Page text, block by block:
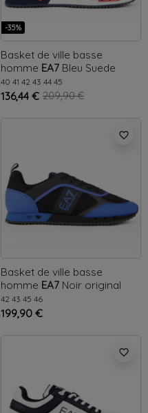
-35%
Basket de ville basse
homme EA7 Bleu Suede
40 41 42 43 44 45
136,44 € 209,90 €
favorite_border
Basket de ville basse
homme EA7 Noir original
42 43 45 46
199,90 €
favorite_border